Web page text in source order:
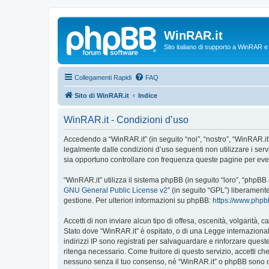
WinRAR.it
Sito italiano di supporto a WinRAR
Collegamenti Rapidi FAQ
Sito di WinRAR.it Indice
WinRAR.it - Condizioni d’uso
Accedendo a “WinRAR.it” (in seguito “noi”, “nostro”,
legalmente dalle condizioni d’uso seguenti non utilizzare i
sia opportuno controllare con frequenza queste pagine per
“WinRAR.it” utilizza il sistema phpBB (in seguito “loro”,
GNU General Public License v2” (in seguito “GPL”)
gestione. Per ulteriori informazioni su phpBB: https://
Accetti di non inviare alcun tipo di offesa, oscenità, volgarità,
Stato dove “WinRAR.it” è ospitato, o di una Legge
indirizzi IP sono registrati per salvaguardare e rinforzare
ritenga necessario. Come fruitore di questo servizio, accetti
nessuno senza il tuo consenso, né “WinRAR.it” o phpBB